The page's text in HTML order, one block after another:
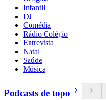
Infantil
DJ
Comédia
Rádio Colégio
Entrevista
Natal
Saúde
Música
Podcasts de topo